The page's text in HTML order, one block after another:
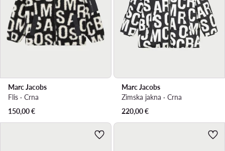
Marc Jacobs
Flis · Crna
150,00€
Marc Jacobs
Zimska jakna · Crna
220,00€